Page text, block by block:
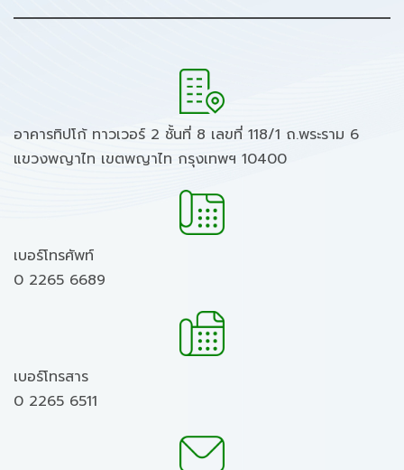
อาคารทิปโก้ ทาวเวอร์ 2 ชั้นที่ 8 เลขที่ 118/1 ถ.พระราม 6
แขวงพญาไท เขตพญาไท กรุงเทพฯ 10400
เบอร์โทรศัพท์
0 2265 6689
เบอร์โทรสาร
0 2265 6511